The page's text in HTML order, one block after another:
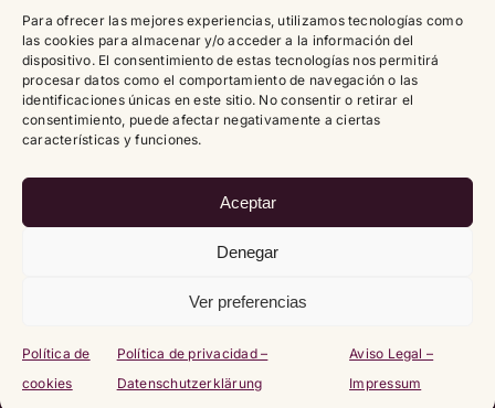
Para ofrecer las mejores experiencias, utilizamos tecnologías como
las cookies para almacenar y/o acceder a la información del
dispositivo. El consentimiento de estas tecnologías nos permitirá
procesar datos como el comportamiento de navegación o las
identificaciones únicas en este sitio. No consentir o retirar el
consentimiento, puede afectar negativamente a ciertas
características y funciones.
Aceptar
Denegar
Ver preferencias
Política de
cookies
Política de privacidad –
Datenschutzerklärung
Aviso Legal –
Impressum
privacidad – Datenschutzerklärung
Aviso Legal – Impressum